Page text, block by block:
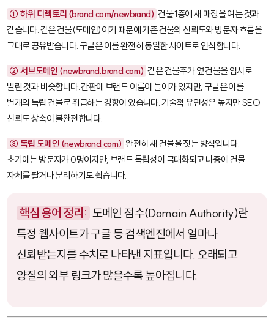
① 하위 디렉토리 (brand.com/newbrand) 건물 1층에 새 매장을 여는 것과
같습니다. 같은 건물(도메인)이기 때문에 기존 건물의 신뢰도와 방문자 흐름을
그대로 공유받습니다. 구글은 이를 완전히 동일한 사이트로 인식합니다.
② 서브도메인 (newbrand.brand.com) 같은 건물주가 옆 건물을 임시로
빌린 것과 비슷합니다. 간판에 브랜드 이름이 들어가 있지만, 구글은 이를
별개의 독립 건물로 취급하는 경향이 있습니다. 기술적 유연성은 높지만 SEO
신뢰도 상속이 불완전합니다.
③ 독립 도메인 (newbrand.com) 완전히 새 건물을 짓는 방식입니다.
초기에는 방문자가 0명이지만, 브랜드 독립성이 극대화되고 나중에 건물
자체를 팔거나 분리하기도 쉽습니다.
핵심 용어 정리: 도메인 점수(Domain Authority)란
특정 웹사이트가 구글 등 검색엔진에서 얼마나
신뢰받는지를 수치로 나타낸 지표입니다. 오래되고
양질의 외부 링크가 많을수록 높아집니다.